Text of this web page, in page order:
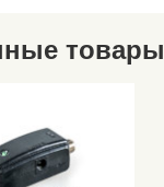
товары